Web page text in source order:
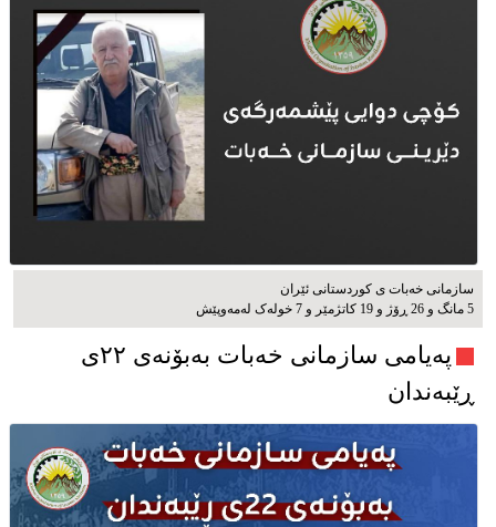
سازمانی خەبات ی كوردستانی ئێران
5 مانگ و 26 ڕۆژ و 19 کاتژمێر و 7 خوله‌ک له‌مه‌وپێش‌
پەیامی سازمانی خەبات بەبۆنەی ۲۲ی
ڕێبەندان